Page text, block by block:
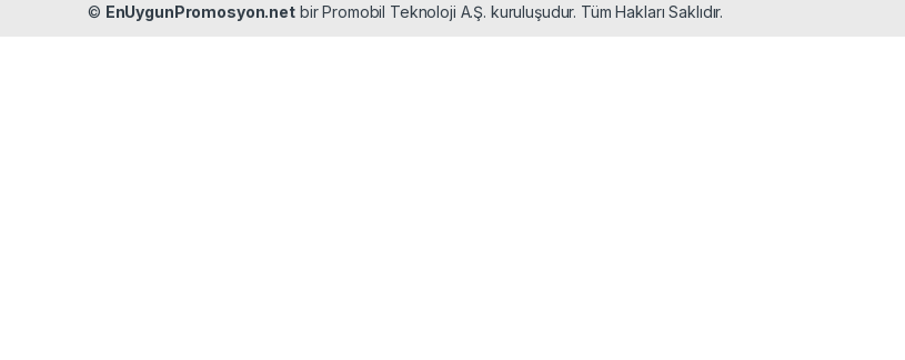
© EnUygunPromosyon.netbir Promobil Teknoloji A.Ş. kuruluşudur. Tüm Hakları Saklıdır.